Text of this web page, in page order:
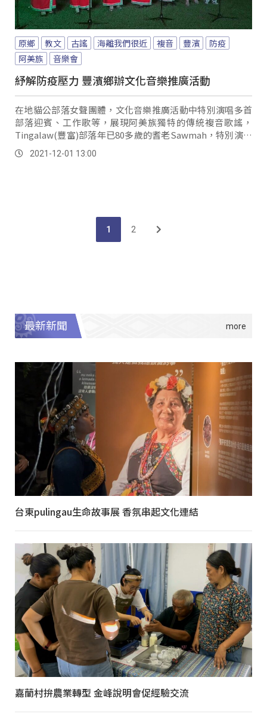
原鄉 教文 古謠 海離我們很近 複音 豐濱
防疫
阿美族
音樂會
紓解防疫壓力 豐濱鄉辦文化音樂推廣活動
在地貓公部落女聲團體，文化音樂推廣活動中特別演唱多首
部落迎賓、工作歌等，展現阿美族獨特的傳統複音歌謠，
Tingalaw(豐富)部落年已80多歲的耆老Sawmah，特別演唱
一首由父親傳唱的阿美族古調。
2021-12-01 13:00
1 2
最新新聞
台東pulingau生命故事展 香氛串起文化連結
嘉蘭村拚農業轉型 金峰說明會促經驗交流